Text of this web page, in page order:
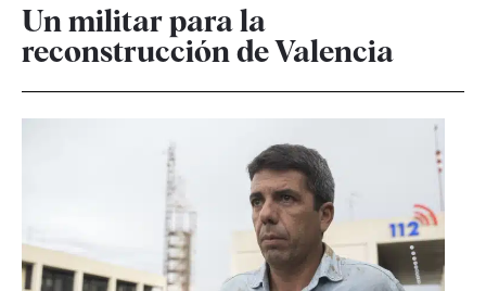
Un militar para la
reconstrucción de Valencia